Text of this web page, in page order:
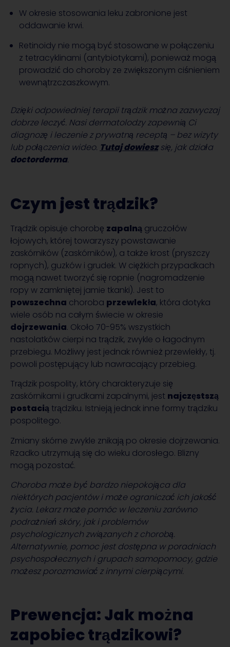
W okresie stosowania leku zabronione jest
oddawanie krwi.
Retinoidy nie mogą być stosowane w połączeniu
z tetracyklinami (antybiotykami), ponieważ mogą
prowadzić do choroby ze zwiększonym ciśnieniem
wewnątrzczaszkowym.
Dzięki odpowiedniej terapii trądzik można zazwyczaj
dobrze leczyć. Nasi dermatolodzy zapewnią Ci
diagnozę i leczenie z prywatną receptą – bez wizyty
lub połączenia wideo. Tutaj dowieszsię, jak działa
doctorderma.
Czym jest trądzik?
Trądzik opisuje chorobę zapalną gruczołów
łojowych, której towarzyszy powstawanie
zaskórników (zaskórników), a także krost (pryszczy
ropnych), guzków i grudek. W ciężkich przypadkach
mogą nawet tworzyć się ropnie (nagromadzenie
ropy w zamkniętej jamie tkanki). Jest to
powszechna choroba przewlekła, która dotyka
wiele osób na całym świecie w okresie
dojrzewania. Około 70-95% wszystkich
nastolatków cierpi na trądzik, zwykle o łagodnym
przebiegu. Możliwy jest jednak również przewlekły, tj.
powoli postępujący lub nawracający przebieg.
Trądzik pospolity, który charakteryzuje się
zaskórnikami i grudkami zapalnymi, jest najczęstszą
postacią trądziku. Istnieją jednak inne formy trądziku
pospolitego.
Zmiany skórne zwykle znikają po okresie dojrzewania.
Rzadko utrzymują się do wieku dorosłego. Blizny
mogą pozostać.
Choroba może być bardzo niepokojąca dla
niektórych pacjentów i może ograniczać ich jakość
życia. Lekarz może pomóc w leczeniu zarówno
podrażnień skóry, jak i problemów
psychologicznych związanych z chorobą.
Alternatywnie, pomoc jest dostępna w poradniach
psychospołecznych i grupach samopomocy, gdzie
możesz porozmawiać z innymi cierpiącymi.
Prewencja: Jak można
zapobiec trądzikowi?